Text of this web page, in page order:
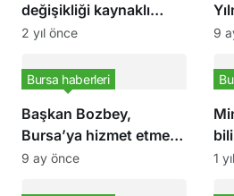
değişikliği kaynaklı
vektörel hastalıklar’
2 yıl önce 9
Başkan Bozbey,
Bursa’ya hizmet etmek
bizim için onurdur
Bursa haberleri
9 ay önce 1